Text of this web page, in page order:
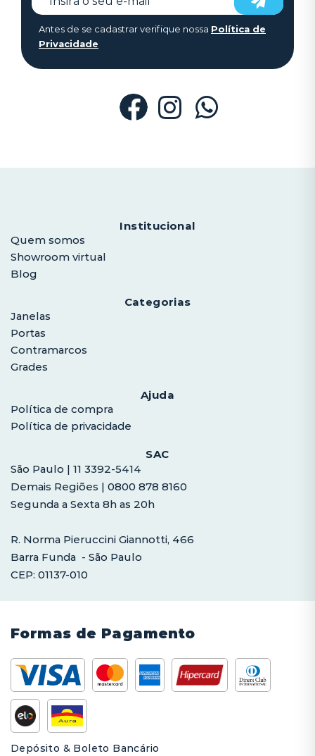
Antes de se cadastrar verifique nossa Política de
Privacidade
Institucional
Quem somos
Showroom virtual
Blog
Categorias
Janelas
Portas
Contramarcos
Grades
Ajuda
Política de compra
Política de privacidade
SAC
São Paulo | 11 3392-5414
Demais Regiões | 0800 878 8160
Segunda a Sexta 8h as 20h
R. Norma Pieruccini Giannotti, 466
Barra Funda - São Paulo
CEP: 01137-010
Formas de Pagamento
Depósito & Boleto Bancário